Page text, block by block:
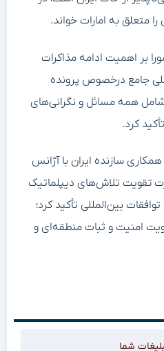
متعلق به امارات خواند.
بر اهمیت ادامه مذاکرات
جامع درخصوص پرونده
همه مسائل و نگرانی‌های
کرد.
سازنده ایران با آژانس
تقویت تلاش‌های دیپلماتیک
بین‌المللی تأکید کرد؛
امنیت و ثبات منطقه‌ای و
شما